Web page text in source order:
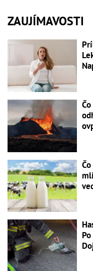
ZAUJÍMAVOSTI